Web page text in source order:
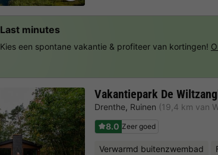
Vakantiepark De
Drenthe, Ruinen (19,4 km van
8.0 Zeer goed
Verwarmd buitenzwembad
Last minutes
Kies een spontane vakantie & profiteer van kortingen!